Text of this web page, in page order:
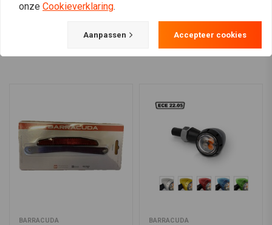
BARRACUDA BARRACUDA
onze Cookieverklaring.
Aanpassen Accepteer cookies